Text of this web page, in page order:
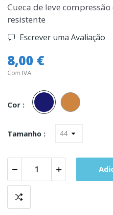
Cueca de leve
resistente
Escrever uma Avaliação
8,00 €
Com IVA
Cor :
Marinho
Tamanho :